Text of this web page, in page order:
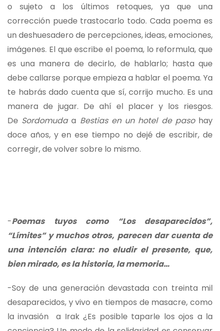
o sujeto a los últimos retoques, ya que una
corrección puede trastocarlo todo. Cada poema es
un deshuesadero de percepciones, ideas, emociones,
imágenes. El que escribe el poema, lo reformula, que
es una manera de decirlo, de hablarlo; hasta que
debe callarse porque empieza a hablar el poema. Ya
te habrás dado cuenta que sí, corrijo mucho. Es una
manera de jugar. De ahí el placer y los riesgos.
De Sordomudaa Bestias en un hotel de pasohay
doce años, y en ese tiempo no dejé de escribir, de
corregir, de volver sobre lo mismo.
-Poemas tuyos como
“Los desaparecidos”,
“Límites” y muchos otros, parecen dar cuenta de
una intención clara: no eludir el presente, que,
bien mirado, es la historia, la memoria…
-Soy de una generación devastada con treinta mil
desaparecidos, y vivo en tiempos de masacre, como
la invasión a Irak ¿Es posible taparle los ojos a la